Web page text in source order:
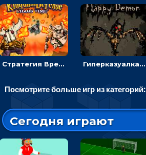
Стратегия Время Хаоса: расставлять воинов или защищать королевство Гиперказуалка Полет демона: парить, чтобы освещать путь и собирать души
Посмотрите больше игр из категорий:
Сегодня играют